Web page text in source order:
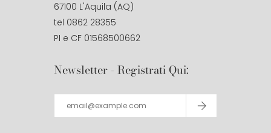
67100 L'Aquila (AQ)
tel 0862 28355
PI e CF 01568500662
Newsletter - Registrati Qui: